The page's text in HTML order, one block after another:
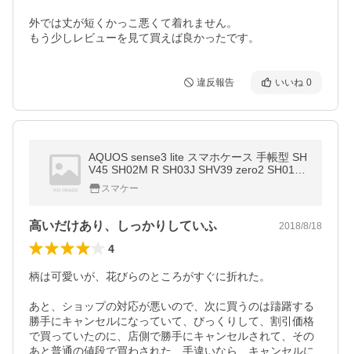
外では丈が短くかっこ悪くて着れません。
もう少しレビューを見て買えば良かったです。
違反報告 いいね 0
AQUOS sense3 lite スマホケース 手帳型 SH
V45 SH02M R SH03J SHV39 zero2 SH01M
SHV47 sense SH01K SHV40 SH-M05 ケー
ス カバー 全機種対応
スマケー
高いだけあり、しっかりしていふ 2018/8/18
4
柄は可愛いが、花びらのところがすぐに折れた。
あと、ショップの対応が悪いので、次に買うのは躊躇する
勝手にキャンセルになっていて、びっくりして、割引価格
で買っていたのに、店側で勝手にキャンセルされて、その
あと普通の値段で買わされた、手違いなら、キャンセルに